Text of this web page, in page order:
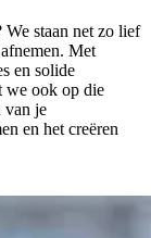
staan net zo lief
Met
en solide
we ook op die
van je
en het creëren